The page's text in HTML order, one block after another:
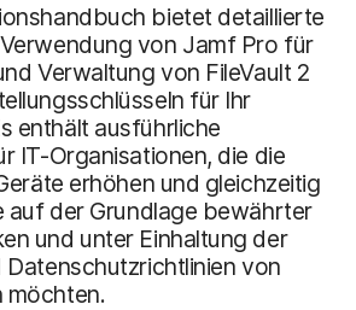
bietet detaillierte
von Jamf Pro für
Verwaltung von FileVault 2
für Ihr
enthält ausführliche
IT-Organisationen, die die
erhöhen und gleichzeitig
auf der Grundlage bewährter
und unter Einhaltung der
von
möchten.